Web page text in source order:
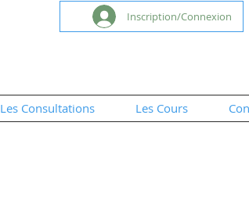
Inscription/Connexion
Les Consultations Les Cours